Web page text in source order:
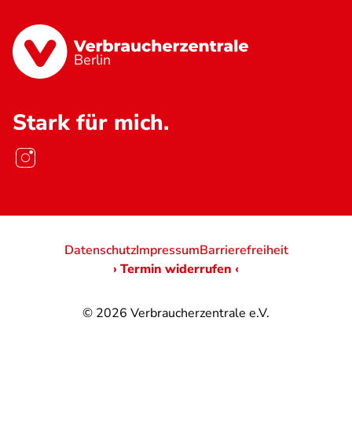
Berlin
Stark für mich.
© 2026 Verbraucherzentrale e.V.
DatenschutzImpressumBarrierefreiheit
› Termin widerrufen ‹